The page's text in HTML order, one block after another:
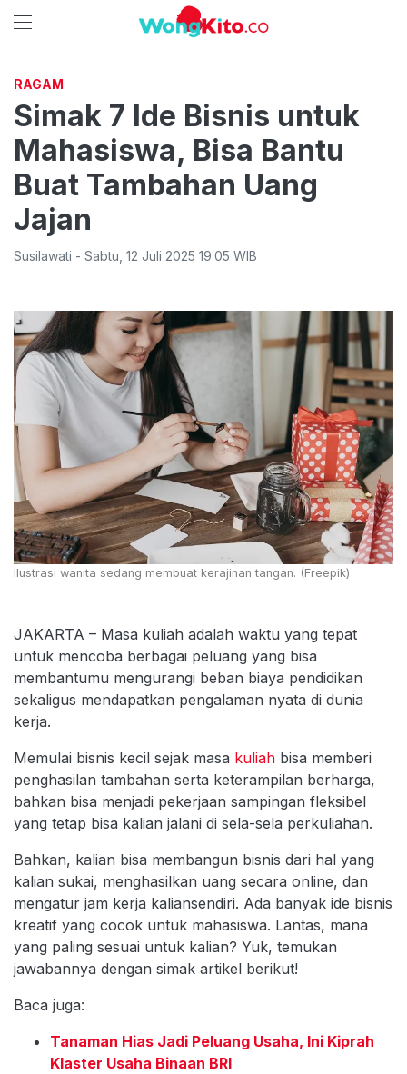
RAGAM
Simak 7 Ide Bisnis untuk
Mahasiswa, Bisa Bantu
Buat Tambahan Uang
Jajan
Susilawati - Sabtu 12 Juli 2025 19:05 WIB
Ilustrasi wanita sedang membuat kerajinan tangan. (Freepik)
JAKARTA – Masa kuliah adalah waktu yang tepat
untuk mencoba berbagai peluang yang bisa
membantumu mengurangi beban biaya pendidikan
sekaligus mendapatkan pengalaman nyata di dunia
kerja.
Memulai bisnis kecil sejak masa kuliah bisa memberi
penghasilan tambahan serta keterampilan berharga,
bahkan bisa menjadi pekerjaan sampingan fleksibel
yang tetap bisa kalian jalani di sela-sela perkuliahan.
Bahkan, kalian bisa membangun bisnis dari hal yang
kalian sukai, menghasilkan uang secara online, dan
mengatur jam kerja kaliansendiri. Ada banyak ide bisnis
kreatif yang cocok untuk mahasiswa. Lantas, mana
yang paling sesuai untuk kalian? Yuk, temukan
jawabannya dengan simak artikel berikut!
Baca juga:
Tanaman Hias Jadi Peluang Usaha, Ini Kiprah
Klaster Usaha Binaan BRI